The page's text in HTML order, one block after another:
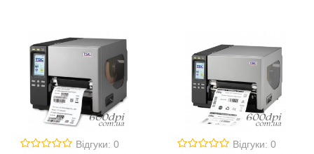
Відгуки: 0
Відгуки: 0